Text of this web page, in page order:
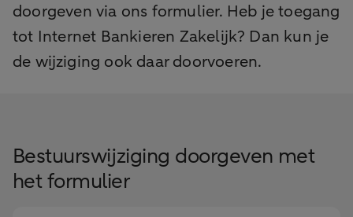
doorgeven via ons formulier. Heb je toegang
tot Internet Bankieren Zakelijk? Dan kun je
de wijziging ook daar doorvoeren.
Bestuurswijziging doorgeven met
het formulier